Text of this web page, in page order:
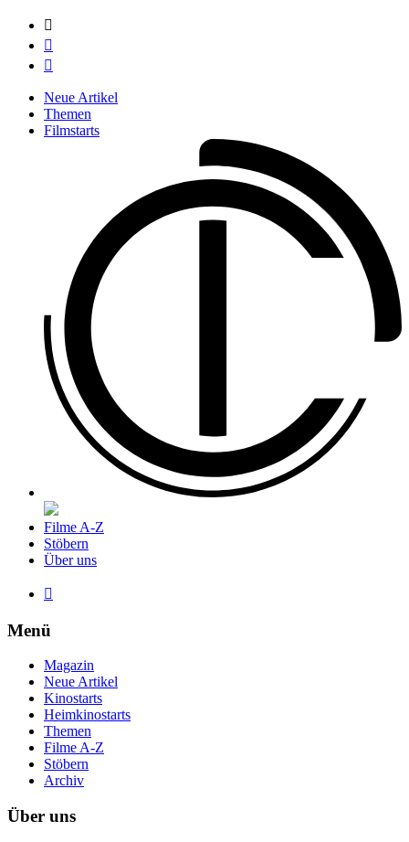



Neue Artikel
Themen
Filmstarts
Filme A-Z
Stöbern
Über uns

Menü
Magazin
Neue Artikel
Kinostarts
Heimkinostarts
Themen
Filme A-Z
Stöbern
Archiv
Über uns